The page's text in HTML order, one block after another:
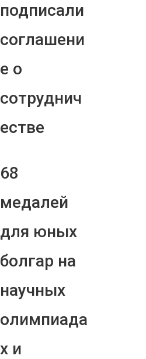
подписали
соглашени
е о
сотруднич
естве
68
медалей
для юных
болгар на
научных
олимпиада
х и